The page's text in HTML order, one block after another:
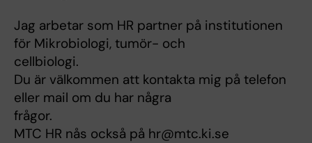
Jag arbetar som HR partner på institutionen
för Mikrobiologi, tumör- och
cellbiologi.
Du är välkommen att kontakta mig på telefon
eller mail om du har några
frågor.
MTC HR nås också på hr@mtc.ki.se